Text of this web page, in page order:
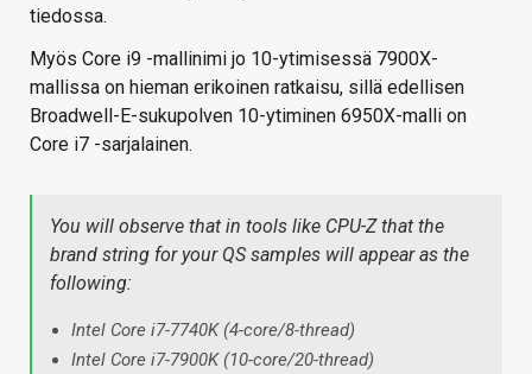
tiedossa.
Myös Core i9 -mallinimi jo 10-ytimisessä 7900X-
mallissa on hieman erikoinen ratkaisu, sillä edellisen
Broadwell-E-sukupolven 10-ytiminen 6950X-malli on
Core i7 -sarjalainen.
You will observe that in tools like CPU-Z that the
brand string for your QS samples will appear as the
following:
Intel Core i7-7740K (4-core/8-thread)
Intel Core i7-7900K (10-core/20-thread)